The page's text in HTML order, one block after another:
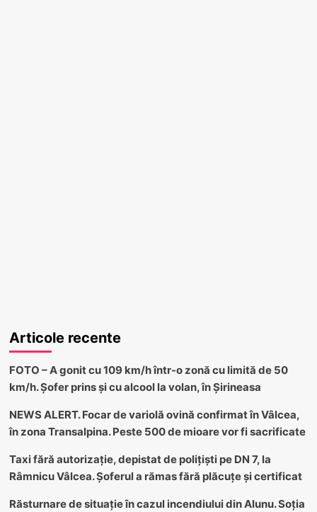
Articole recente
FOTO – A gonit cu 109 km/h într-o zonă cu limită de 50
km/h. Șofer prins și cu alcool la volan, în Șirineasa
NEWS ALERT. Focar de variolă ovină confirmat în Vâlcea,
în zona Transalpina. Peste 500 de mioare vor fi sacrificate
Taxi fără autorizație, depistat de polițiști pe DN 7, la
Râmnicu Vâlcea. Șoferul a rămas fără plăcuțe și certificat
Răsturnare de situație în cazul incendiului din Alunu. Soția